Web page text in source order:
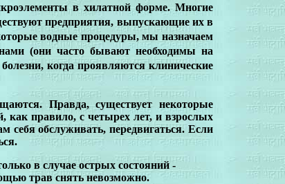
в хилатной форме. Многие
предприятия, выпускающие их в
водные процедуры, мы назначаем
(они часто бывают необходимы на
когда проявляются клинические
Правда, существует некоторые
как правило, с четырех лет, и взрослых
себя обслуживать, передвигаться. Если
в случае острых состояний -
трав снять невозможно.